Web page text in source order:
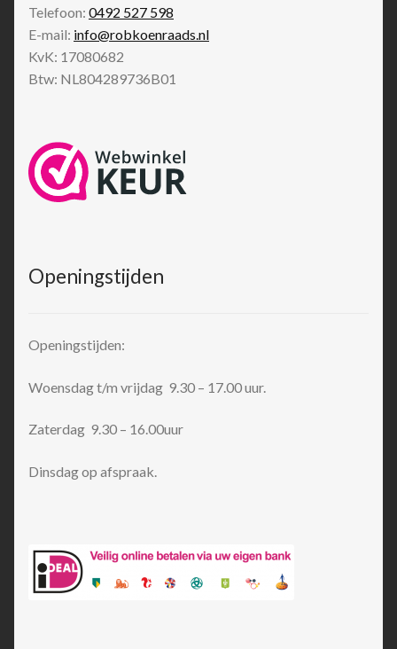
Telefoon: 0492 527 598
E-mail: info@robkoenraads.nl
KvK: 17080682
Btw: NL804289736B01
Openingstijden
Openingstijden:
Woensdag t/m vrijdag 9.30 – 17.00 uur.
Zaterdag 9.30 – 16.00uur
Dinsdag op afspraak.